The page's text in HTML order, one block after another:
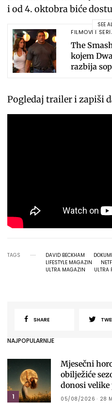
i od 4. oktobra biće
SEE
FILMOVI I
The
kojem
razbija
Pogledaj trailer i zapiši
TAGS DAVID BECKHAM
LIFESTYLE MAGAZIN
ULTRA MAGAZIN
ULTRA
SHARE
NAJPOPULARNIJE
1
Mjesečni
obilježiće
donosi velike
05/08/2026 28